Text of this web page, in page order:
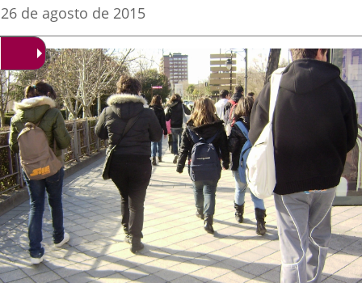
aplicación
externa.
aplicación
externa.
Fecha
la
noticia
26 de agosto de 2015